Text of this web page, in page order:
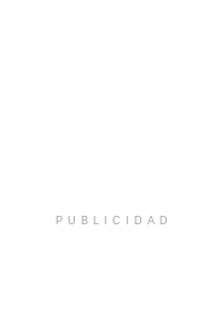
PUBLICIDAD